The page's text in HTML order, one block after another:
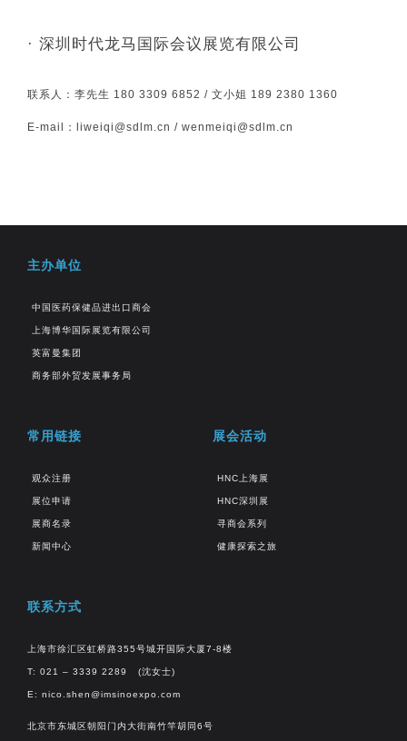
· 深圳时代龙马国际会议展览有限公司
联系人：李先生 180 3309 6852 / 文小姐 189 2380 1360
E-mail：liweiqi@sdlm.cn / wenmeiqi@sdlm.cn
主办单位
中国医药保健品进出口商会
上海博华国际展览有限公司
英富曼集团
商务部外贸发展事务局
常用链接
观众注册
展位申请
展商名录
新闻中心
展会活动
HNC上海展
HNC深圳展
寻商会系列
健康探索之旅
联系方式
上海市徐汇区虹桥路355号城开国际大厦7-8楼
T: 021 – 3339 2289 (沈女士)
E: nico.shen@imsinoexpo.com
北京市东城区朝阳门内大街南竹竿胡同6号